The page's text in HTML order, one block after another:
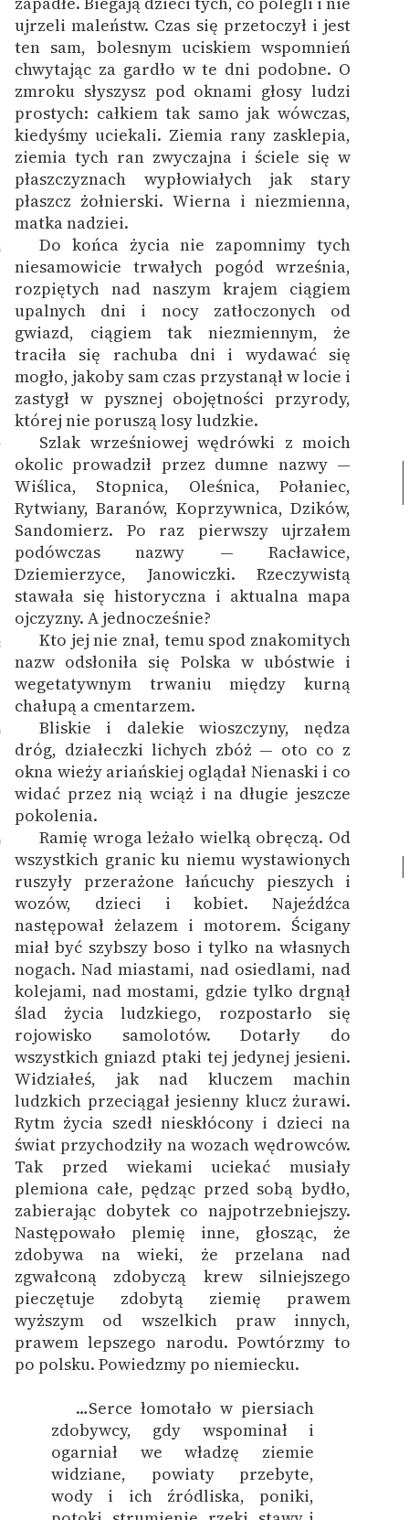
ujrzeli maleństw. Czas się przetoczył i jest
ten sam, bolesnym uciskiem wspomnień
chwytając za gardło w te dni podobne. O
zmroku słyszysz pod oknami głosy ludzi
prostych: całkiem tak samo jak wówczas,
kiedyśmy uciekali. Ziemia rany zasklepia,
ziemia tych ran zwyczajna i ściele się w
płaszczyznach wypłowiałych jak stary
płaszcz żołnierski. Wierna i niezmienna,
matka nadziei.
Do końca życia nie zapomnimy tych
niesamowicie trwałych pogód września,
rozpiętych nad naszym krajem ciągiem
upalnych dni i nocy zatłoczonych od
gwiazd, ciągiem tak niezmiennym, że
traciła się rachuba dni i wydawać się
mogło, jakoby sam czas przystanął w locie i
zastygł w pysznej obojętności przyrody,
której nie poruszą losy ludzkie.
Szlak wrześniowej wędrówki z moich
okolic prowadził przez dumne nazwy —
Wiślica, Stopnica, Oleśnica, Połaniec,
Rytwiany, Baranów, Koprzywnica, Dzików,
Sandomierz. Po raz pierwszy ujrzałem
podówczas nazwy — Racławice,
Dziemierzyce, Janowiczki. Rzeczywistą
stawała się historyczna i aktualna mapa
ojczyzny. A jednocześnie?
Kto jej nie znał, temu spod znakomitych
nazw odsłoniła się Polska w ubóstwie i
wegetatywnym trwaniu między kurną
chałupą a cmentarzem.
Bliskie i dalekie wioszczyny, nędza
dróg, działeczki lichych zbóż — oto co z
okna wieży ariańskiej oglądał Nienaski i co
widać przez nią wciąż i na długie jeszcze
pokolenia.
Ramię wroga leżało wielką obręczą. Od
wszystkich granic ku niemu wystawionych
ruszyły przerażone łańcuchy pieszych i
wozów, dzieci i kobiet. Najeźdźca
następował żelazem i motorem. Ścigany
miał być szybszy boso i tylko na własnych
nogach. Nad miastami, nad osiedlami, nad
kolejami, nad mostami, gdzie tylko drgnął
ślad życia ludzkiego, rozpostarło się
rojowisko samolotów. Dotarły do
wszystkich gniazd ptaki tej jedynej jesieni.
Widziałeś, jak nad kluczem machin
ludzkich przeciągał jesienny klucz żurawi.
Rytm życia szedł nieskłócony i dzieci na
świat przychodziły na wozach wędrowców.
Tak przed wiekami uciekać musiały
plemiona całe, pędząc przed sobą bydło,
zabierając dobytek co najpotrzebniejszy.
Następowało plemię inne, głosząc, że
zdobywa na wieki, że przelana nad
zgwałconą zdobyczą krew silniejszego
pieczętuje zdobytą ziemię prawem
wyższym od wszelkich praw innych,
prawem lepszego narodu. Powtórzmy to
po polsku. Powiedzmy po niemiecku.
…Serce łomotało w piersiach
zdobywcy, gdy wspominał i
ogarniał we władzę ziemie
widziane, powiaty przebyte,
wody i ich źródliska, poniki,